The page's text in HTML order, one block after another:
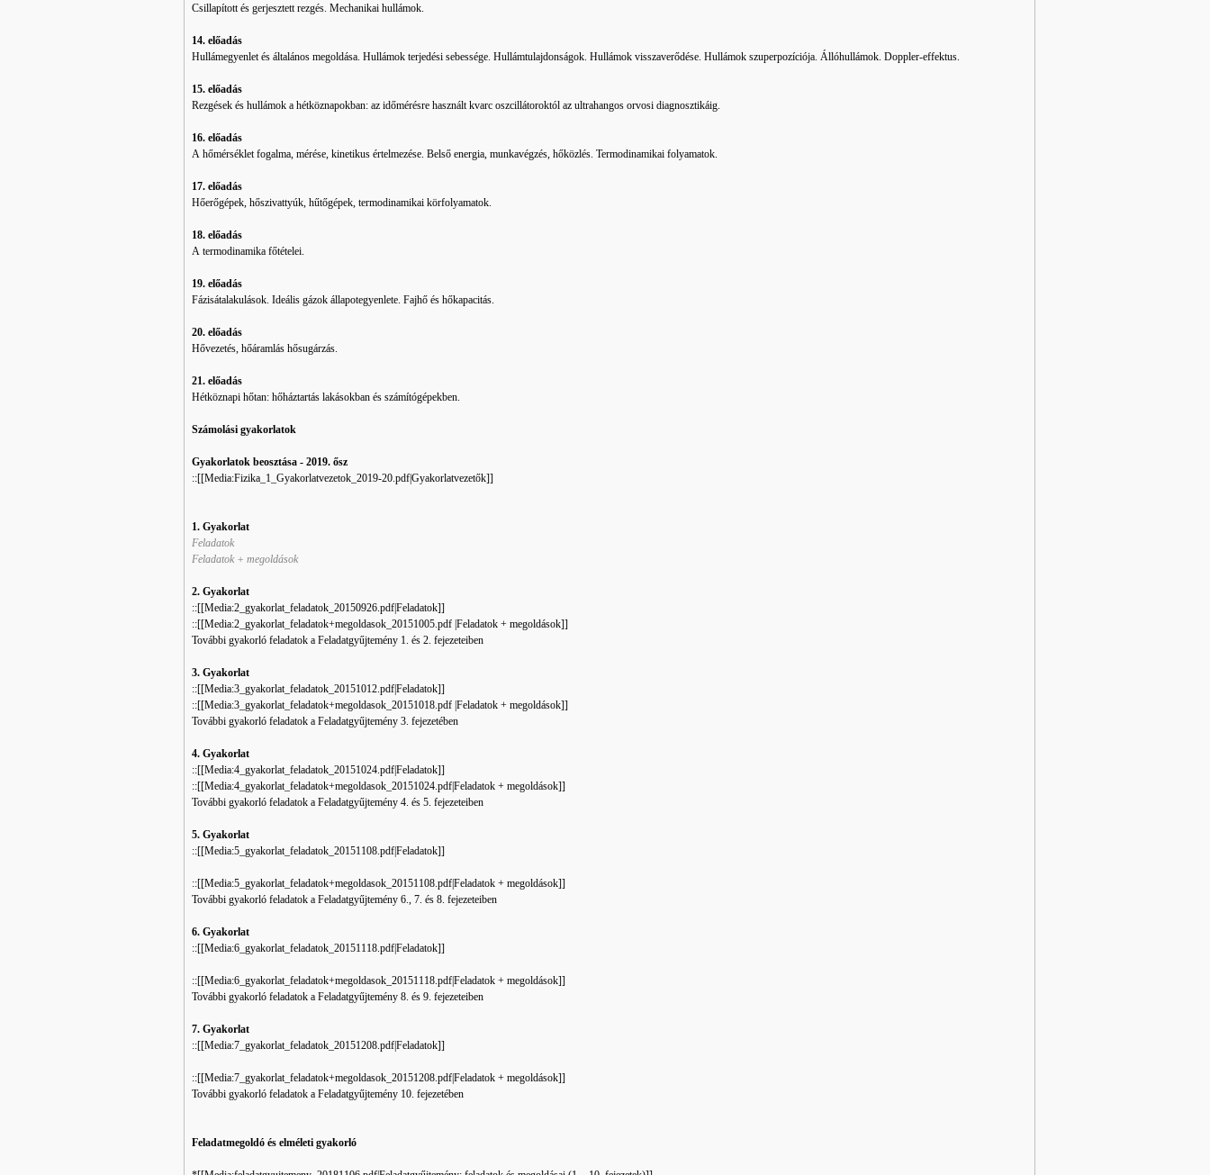
Csillapított és gerjesztett rezgés. Mechanikai hullámok.
14. előadás
Hullámegyenlet és általános megoldása. Hullámok terjedési sebessége. Hullámtulajdonságok. Hullámok visszaverődése. Hullámok szuperpozíciója. Állóhullámok. Doppler-effektus.
15. előadás
Rezgések és hullámok a hétköznapokban: az időmérésre használt kvarc oszcillátoroktól az ultrahangos orvosi diagnosztikáig.
16. előadás
A hőmérséklet fogalma, mérése, kinetikus értelmezése. Belső energia, munkavégzés, hőközlés. Termodinamikai folyamatok.
17. előadás
Hőerőgépek, hőszivattyúk, hűtőgépek, termodinamikai körfolyamatok.
18. előadás
A termodinamika főtételei.
19. előadás
Fázisátalakulások. Ideális gázok állapotegyenlete. Fajhő és hőkapacitás.
20. előadás
Hővezetés, hőáramlás hősugárzás.
21. előadás
Hétköznapi hőtan: hőháztartás lakásokban és számítógépekben.
Számolási gyakorlatok
Gyakorlatok beosztása - 2019. ősz
::[[Media:Fizika_1_Gyakorlatvezetok_2019-20.pdf|Gyakorlatvezetők]]
1. Gyakorlat
Feladatok
Feladatok + megoldások
2. Gyakorlat
::[[Media:2_gyakorlat_feladatok_20150926.pdf|Feladatok]]
::[[Media:2_gyakorlat_feladatok+megoldasok_20151005.pdf‎ |Feladatok + megoldások]]
További gyakorló feladatok a Feladatgyűjtemény 1. és 2. fejezeteiben
3. Gyakorlat
::[[Media:3_gyakorlat_feladatok_20151012.pdf|Feladatok]]
::[[Media:3_gyakorlat_feladatok+megoldasok_20151018.pdf‎ |Feladatok + megoldások]]
További gyakorló feladatok a Feladatgyűjtemény 3. fejezetében
4. Gyakorlat
::[[Media:4_gyakorlat_feladatok_20151024.pdf‎‎|Feladatok]]
::[[Media:4_gyakorlat_feladatok+megoldasok_20151024.pdf‎‎|Feladatok + megoldások]]
További gyakorló feladatok a Feladatgyűjtemény 4. és 5. fejezeteiben
5. Gyakorlat
::[[Media:5_gyakorlat_feladatok_20151108.pdf‎‎|Feladatok]]
::[[Media:5_gyakorlat_feladatok+megoldasok_20151108.pdf‎‎|Feladatok + megoldások]]
További gyakorló feladatok a Feladatgyűjtemény 6., 7. és 8. fejezeteiben
6. Gyakorlat
::[[Media:6_gyakorlat_feladatok_20151118.pdf‎‎|Feladatok]]
::[[Media:6_gyakorlat_feladatok+megoldasok_20151118.pdf‎‎|Feladatok + megoldások]]
További gyakorló feladatok a Feladatgyűjtemény 8. és 9. fejezeteiben
7. Gyakorlat
::[[Media:7_gyakorlat_feladatok_20151208.pdf‎‎|Feladatok]]
::[[Media:7_gyakorlat_feladatok+megoldasok_20151208.pdf‎‎|Feladatok + megoldások]]
További gyakorló feladatok a Feladatgyűjtemény 10. fejezetében
Feladatmegoldó és elméleti gyakorló